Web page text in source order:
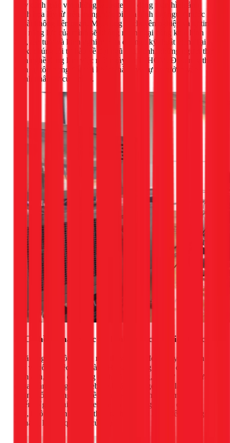
Hãy cảnh giác với những website chỉ đăng toàn hình ảnh
minh họa lấy từ trên mạng, đặc biệt là hình thợ người nước
ngoài không liên quan. Một công ty chuyên nghiệp và tự tin
vào năng lực của mình sẽ không ngần ngại công khai hình
ảnh, tên tuổi và kinh nghiệm của đội ngũ kỹ thuật viên. Tại
1Fix, chúng tôi tự hào về đội ngũ của mình, những người thợ
lành nghề đang làm việc mỗi ngày tại TPHCM. Điều này thể
hiện sự tôn trọng đối với khách hàng và sự tin tưởng vào
chính nhân sự của mình.
3. Có hồ sơ năng lực và hình ảnh công việc thực tế
"Trăm nghe không bằng một thấy". Một đơn vị uy tín luôn tự
hào về công việc họ đã làm. Họ sẽ thường xuyên cập nhật
hình ảnh, video các công trình đã thi công, các sự cố đã sửa
chữa thành công trên website hoặc fanpage. Đây là bằng
chứng sống động nhất về tay nghề và kinh nghiệm thực
chiến. Ngược lại, một website có nội dung sơ sài, chỉ toàn
chữ, không có hình ảnh thực tế thì bạn có lý do để nghi ngờ
về năng lực và quy mô của họ.